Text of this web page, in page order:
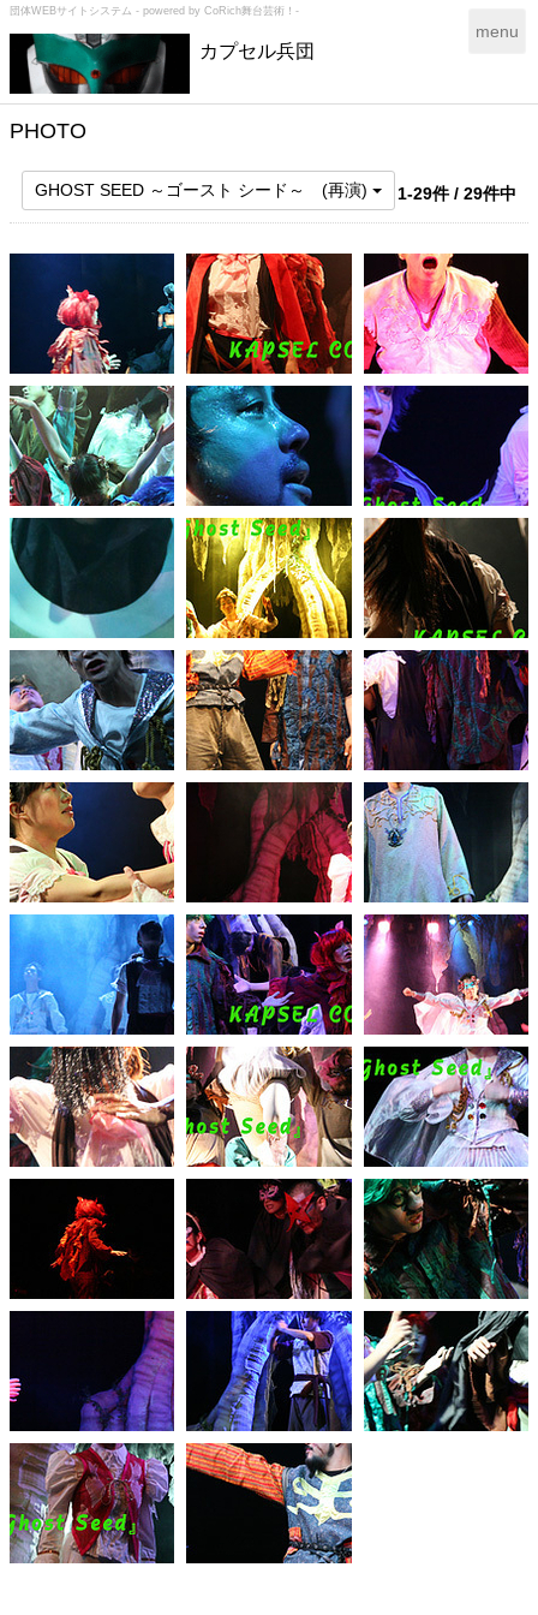
団体WEBサイトシステム - powered by CoRich舞台芸術！-
カプセル兵団
T
g
a
v
g
a
t
i
o
n
menu
PHOTO
GHOST SEED ～ゴースト シード～ (再演) 1-29件 / 29件中